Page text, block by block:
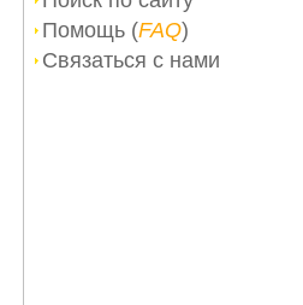
Помощь (FAQ)
Связаться с нами